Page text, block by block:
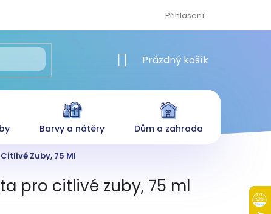
Přihlášení
NÁKUPNÍ KOŠÍK
Prázdný košík
Barvy a nátěry Dům a zahrada
Zuby, 75 Ml
pro citlivé zuby, 75 ml